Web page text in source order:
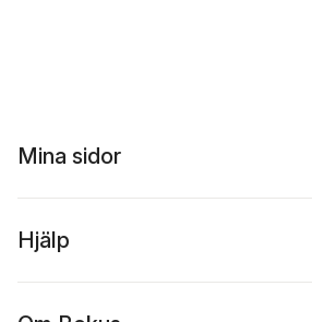
Mina sidor
Hjälp